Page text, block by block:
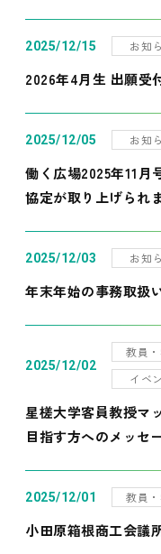
2025/12/15 お知
2026年4月生 出願受
2025/12/05 お知
働く広場2025年11月
協定が取り上げられ
2025/12/03 お知
年末年始の事務取扱
2025/12/02
教員
イベ
星槎大学客員教授マ
目指す方へのメッセ
2025/12/01 教員
小田原箱根商工会議